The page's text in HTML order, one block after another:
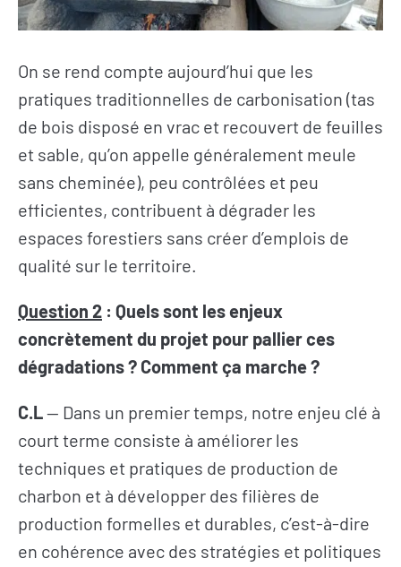
On se rend compte aujourd’hui que les
pratiques traditionnelles de carbonisation (tas
de bois disposé en vrac et recouvert de feuilles
et sable, qu’on appelle généralement meule
sans cheminée), peu contrôlées et peu
efficientes, contribuent à dégrader les
espaces forestiers sans créer d’emplois de
qualité sur le territoire.
Question 2 : Quels sont les enjeux
concrètement du projet pour pallier ces
dégradations ? Comment ça marche ?
C.L— Dans un premier temps, notre enjeu clé à
court terme consiste à améliorer les
techniques et pratiques de production de
charbon et à développer des filières de
production formelles et durables, c’est-à-dire
en cohérence avec des stratégies et politiques